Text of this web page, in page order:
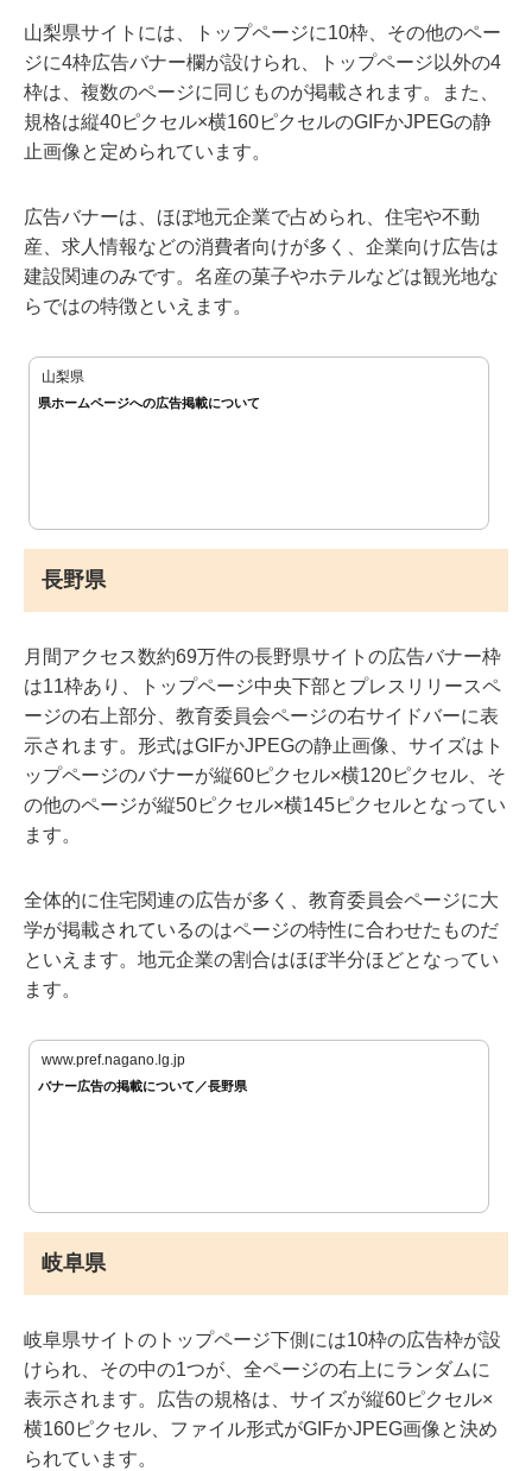
山梨県サイトには、トップページに10枠、その他のペー
ジに4枠広告バナー欄が設けられ、トップページ以外の4
枠は、複数のページに同じものが掲載されます。また、
規格は縦40ピクセル×横160ピクセルのGIFかJPEGの静
止画像と定められています。
広告バナーは、ほぼ地元企業で占められ、住宅や不動
産、求人情報などの消費者向けが多く、企業向け広告は
建設関連のみです。名産の菓子やホテルなどは観光地な
らではの特徴といえます。
山梨県
県ホームページへの広告掲載について
長野県
月間アクセス数約69万件の長野県サイトの広告バナー枠
は11枠あり、トップページ中央下部とプレスリリースペ
ージの右上部分、教育委員会ページの右サイドバーに表
示されます。形式はGIFかJPEGの静止画像、サイズはト
ップページのバナーが縦60ピクセル×横120ピクセル、そ
の他のページが縦50ピクセル×横145ピクセルとなってい
ます。
全体的に住宅関連の広告が多く、教育委員会ページに大
学が掲載されているのはページの特性に合わせたものだ
といえます。地元企業の割合はほぼ半分ほどとなってい
ます。
www.pref.nagano.lg.jp
バナー広告の掲載について／長野県
岐阜県
岐阜県サイトのトップページ下側には10枠の広告枠が設
けられ、その中の1つが、全ページの右上にランダムに
表示されます。広告の規格は、サイズが縦60ピクセル×
横160ピクセル、ファイル形式がGIFかJPEG画像と決め
られています。